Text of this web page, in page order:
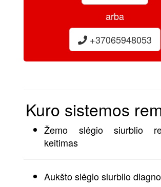
arba
+37065948053
Kuro sistemos
Žemo slėgio siurblio
keitimas
Aukšto slėgio siurblio